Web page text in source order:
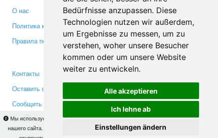
Bedürfnisse anzupassen. Diese
Technologien nutzen wir außerdem,
um Ergebnisse zu messen, um zu
verstehen, woher unsere Besucher
kommen oder um unsere Website
weiter zu entwickeln.
Alle akzeptieren
Ich lehne ab
Einstellungen ändern
Мы используем cookies для того, чтобы Вы могли использовать весь функционал
нашего сайта. На
Вы сможете узнать подробности и, при желании,
О нас
Политика конфиденциальности
Правила пользования
Партнерам
Инвесторам
Медиа
Контакты
Оставить отзыв
Сообщить об ошибке
Facebook
Twitter
YouTube
Google+